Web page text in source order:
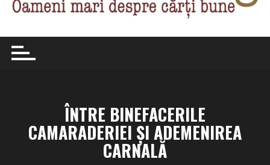
ÎNTRE BINEFACERILE
CAMARADERIEI ŞI ADEMENIREA
CARNALĂ